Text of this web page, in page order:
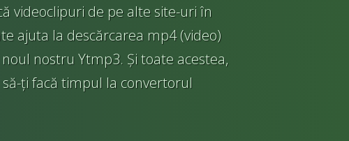
videoclipuri de pe alte site-uri în
ajuta la descărcarea mp4 (video)
nostru Ytmp3. Și toate acestea,
ți facă timpul la convertorul